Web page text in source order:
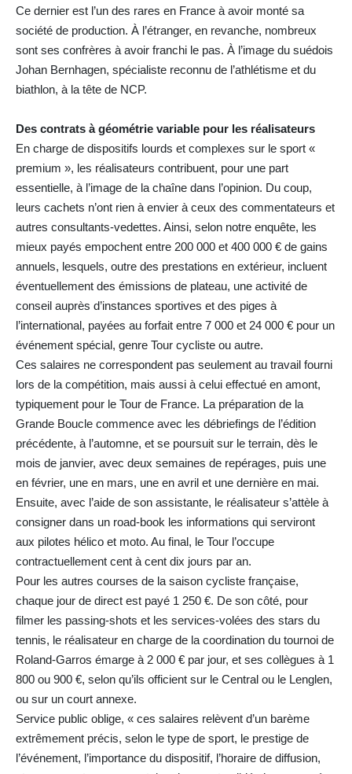
Ce dernier est l’un des rares en France à avoir monté sa
société de production. À l’étranger, en revanche, nombreux
sont ses confrères à avoir franchi le pas. À l’image du suédois
Johan Bernhagen, spécialiste reconnu de l’athlétisme et du
biathlon, à la tête de NCP.
Des contrats à géométrie variable pour les réalisateurs
En charge de dispositifs lourds et complexes sur le sport «
premium », les réalisateurs contribuent, pour une part
essentielle, à l’image de la chaîne dans l’opinion. Du coup,
leurs cachets n’ont rien à envier à ceux des commentateurs et
autres consultants-vedettes. Ainsi, selon notre enquête, les
mieux payés empochent entre 200 000 et 400 000 € de gains
annuels, lesquels, outre des prestations en extérieur, incluent
éventuellement des émissions de plateau, une activité de
conseil auprès d’instances sportives et des piges à
l’international, payées au forfait entre 7 000 et 24 000 € pour un
événement spécial, genre Tour cycliste ou autre.
Ces salaires ne correspondent pas seulement au travail fourni
lors de la compétition, mais aussi à celui effectué en amont,
typiquement pour le Tour de France. La préparation de la
Grande Boucle commence avec les débriefings de l’édition
précédente, à l’automne, et se poursuit sur le terrain, dès le
mois de janvier, avec deux semaines de repérages, puis une
en février, une en mars, une en avril et une dernière en mai.
Ensuite, avec l’aide de son assistante, le réalisateur s’attèle à
consigner dans un road-book les informations qui serviront
aux pilotes hélico et moto. Au final, le Tour l’occupe
contractuellement cent à cent dix jours par an.
Pour les autres courses de la saison cycliste française,
chaque jour de direct est payé 1 250 €. De son côté, pour
filmer les passing-shots et les services-volées des stars du
tennis, le réalisateur en charge de la coordination du tournoi de
Roland-Garros émarge à 2 000 € par jour, et ses collègues à 1
800 ou 900 €, selon qu’ils officient sur le Central ou le Lenglen,
ou sur un court annexe.
Service public oblige, « ces salaires relèvent d’un barème
extrêmement précis, selon le type de sport, le prestige de
l’événement, l’importance du dispositif, l’horaire de diffusion,